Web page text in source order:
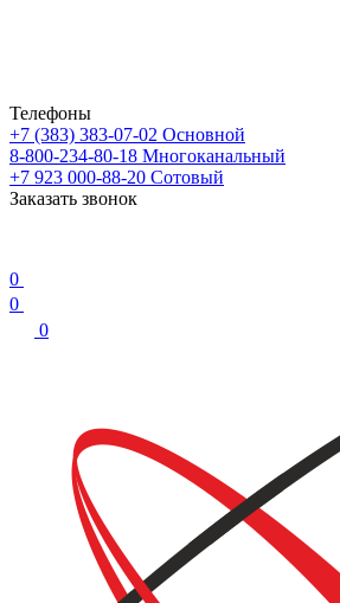
Телефоны
+7 (383) 383-07-02 Основной
8-800-234-80-18 Многоканальный
+7 923 000-88-20 Сотовый
Заказать звонок
0
0
0